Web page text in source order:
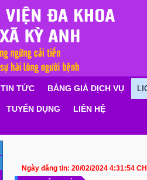
TIN TỨC BẢNG GIÁ DỊCH VỤ
TUYỂN DỤNG LIÊN HỆ
Ngày đăng tin: 20/02/2024 4:31:54 CH